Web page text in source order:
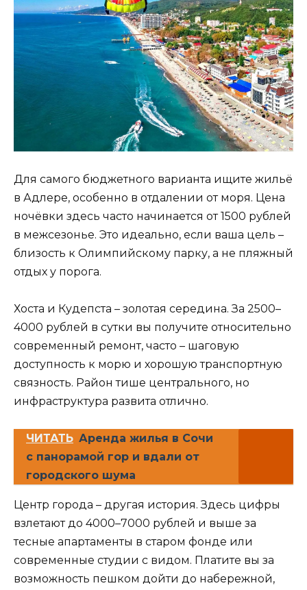
Для самого бюджетного варианта ищите жильё
в Адлере, особенно в отдалении от моря. Цена
ночёвки здесь часто начинается от 1500 рублей
в межсезонье. Это идеально, если ваша цель –
близость к Олимпийскому парку, а не пляжный
отдых у порога.
Хоста и Кудепста – золотая середина. За 2500–
4000 рублей в сутки вы получите относительно
современный ремонт, часто – шаговую
доступность к морю и хорошую транспортную
связность. Район тише центрального, но
инфраструктура развита отлично.
ЧИТАТЬ Аренда жилья в Сочи
с панорамой гор и вдали от
городского шума
Центр города – другая история. Здесь цифры
взлетают до 4000–7000 рублей и выше за
тесные апартаменты в старом фонде или
современные студии с видом. Платите вы за
возможность пешком дойти до набережной,